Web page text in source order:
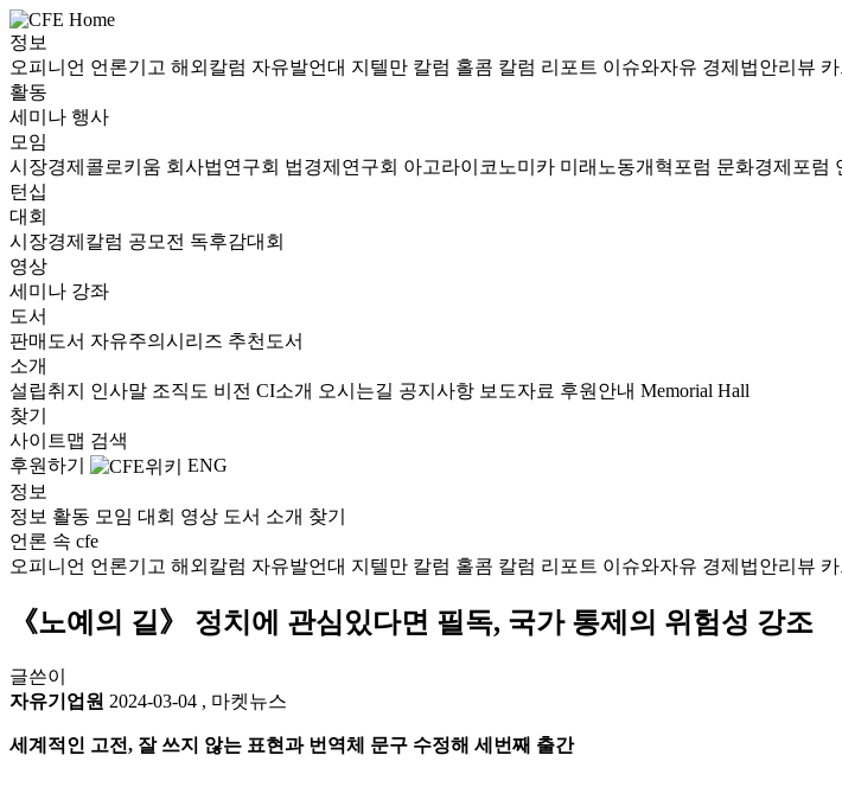
정보
오피니언 언론기고 해외칼럼 자유발언대 지텔만 칼럼 홀콤 칼럼 리포트 이슈와자유 경제법안리뷰
활동
세미나 행사
모임
시장경제콜로키움 회사법연구회 법경제연구회 아고라이코노미카 미래노동개혁포럼 문화경제포럼
턴십
대회
시장경제칼럼 공모전 독후감대회
영상
세미나 강좌
도서
판매도서 자유주의시리즈 추천도서
소개
설립취지 인사말 조직도 비전 CI소개 오시는길 공지사항 보도자료 후원안내 Memorial Hall
찾기
사이트맵 검색
후원하기
ENG
정보
정보 활동 모임 대회 영상 도서 소개 찾기
언론 속 cfe
오피니언 언론기고 해외칼럼 자유발언대 지텔만 칼럼 홀콤 칼럼 리포트 이슈와자유 경제법안리뷰
《노예의 길》 정치에 관심있다면 필독, 국가 통제의 위험성 강조
글쓴이
자유기업원 2024-03-04 , 마켓뉴스
세계적인 고전, 잘 쓰지 않는 표현과 번역체 문구 수정해 세번째 출간